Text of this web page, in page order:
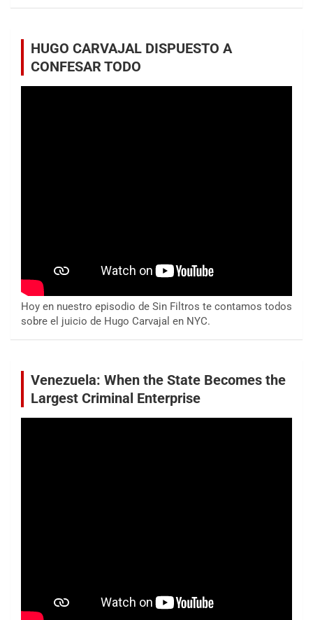
HUGO CARVAJAL DISPUESTO A
CONFESAR TODO
Hoy en nuestro episodio de Sin Filtros te contamos todos
sobre el juicio de Hugo Carvajal en NYC.
Venezuela: When the State Becomes the
Largest Criminal Enterprise